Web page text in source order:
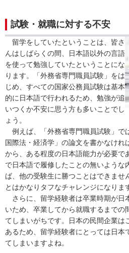
試験・就職に対する不安
留学をしていたということは、皆さ
んはしばらくの間、日本語以外の言語
を使って勉強していたということにな
ります。「外務省専門職員試験」をは
じめ、すべての国家公務員試験は基本
的に日本語で行われるため、勉強が追
いつくか不安に思う方も多いことでし
ょう。
例えば、「外務省専門職員試験」で
国際法・経済学」の論文を書かなけれ
から、ある程度の日本語能力が必要で
で日本語で履修したことの無いような
ば、他の受験生に勝つことはできませ
とはかなりタフなチャレンジになりま
さらに、留学経験者は卒業時期が日
いため、卒業してから就職するまでの
てしまいがちです。日本の民間企業は
あるため、留学経験者にとっては日本
てしまいますよね。